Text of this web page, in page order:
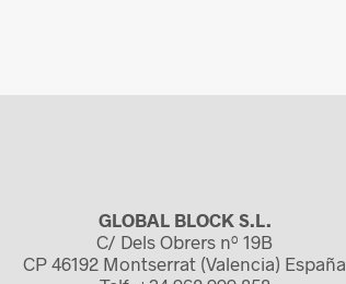
GLOBAL BLOCK S.L.
C/ Dels Obrers nº 19B
CP 46192 Montserrat (Valencia) España